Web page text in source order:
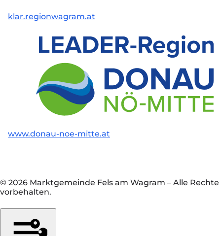
klar.regionwagram.at
www.donau-noe-mitte.at
© 2026 Marktgemeinde Fels am Wagram – Alle Rechte
vorbehalten.